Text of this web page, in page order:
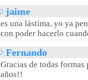
jaime
es una lástima, yo ya
con poder hacerlo
Fernando
Gracias de todas
años!!